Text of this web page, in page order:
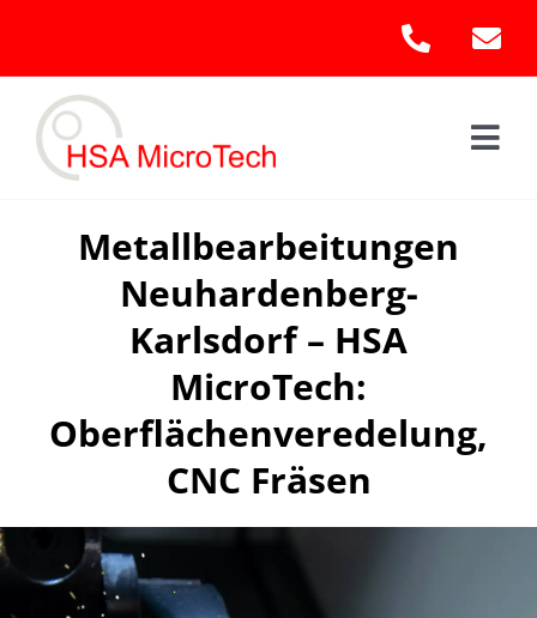
content
Metallbearbeitungen
Neuhardenberg-
Karlsdorf – HSA
MicroTech:
Oberflächenveredelung,
CNC Fräsen